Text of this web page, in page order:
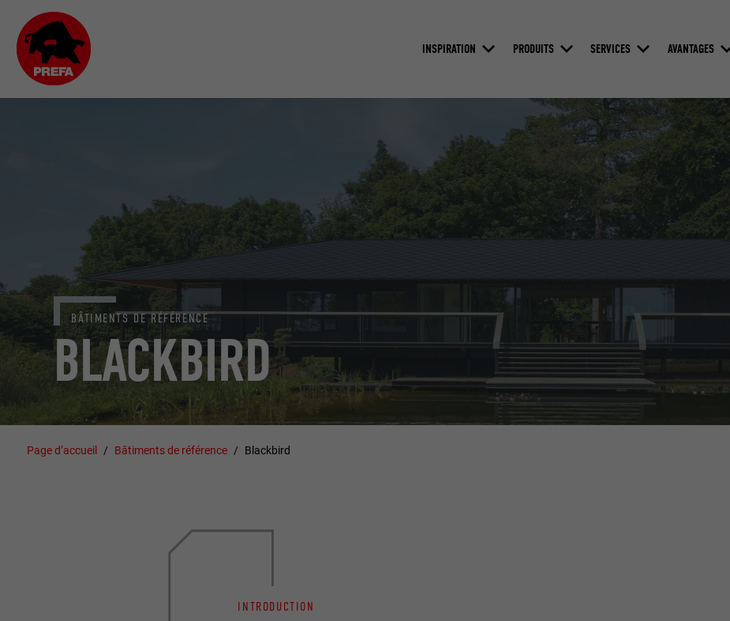
INSPIRATION PRODUITS SERVICES AVANTAGES
BLACKBIRD
BÂTIMENTS DE RÉFÉRENCE
Page d’accueil Bâtiments de référence Blackbird
INTRODUCTION